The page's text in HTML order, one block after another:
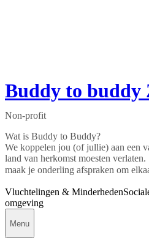
Buddy to buddy
Non-profit
Wat is Buddy to Buddy?
We koppelen jou (of jullie) aan een
land van herkomst moesten
maak je onderling afspraken om
Vluchtelingen & Minderheden
omgeving
Menu